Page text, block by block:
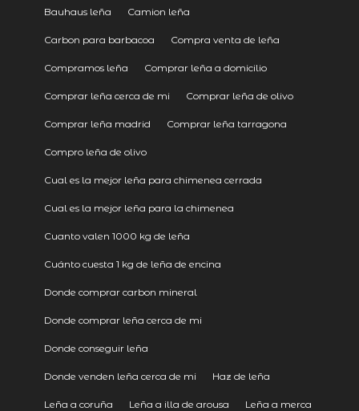
Bauhaus leña Camion leña
Carbon para barbacoa Compra venta de leña
Compramos leña Comprar leña a domicilio
Comprar leña cerca de mi Comprar leña de olivo
Comprar leña madrid Comprar leña tarragona
Compro leña de olivo
Cual es la mejor leña para chimenea cerrada
Cual es la mejor leña para la chimenea
Cuanto valen 1000 kg de leña
Cuánto cuesta 1 kg de leña de encina
Donde comprar carbon mineral
Donde comprar leña cerca de mi
Donde conseguir leña
Donde venden leña cerca de mi Haz de leña
Leña a coruña Leña a illa de arousa Leña a merca